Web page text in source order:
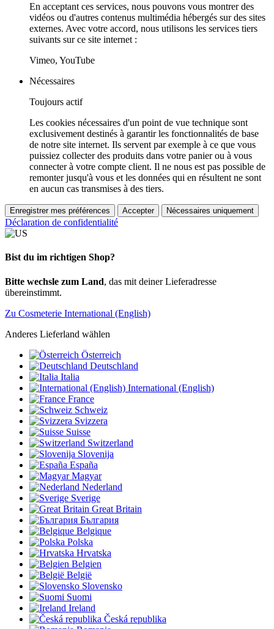
En acceptant ces services, nous pouvons vous montrer des
vidéos ou d'autres contenus multimédia hébergés sur des sites
externes. Avec votre accord, nous utilisons les services tiers
suivants sur ce site internet :
Vimeo, YouTube
Nécessaires
Toujours actif
Les cookies nécessaires d'un point de vue technique sont
exclusivement destinés à garantir les fonctionnalités de base
de notre site internet. Ils servent par exemple à ce que vous
puissiez collecter des produits dans votre panier ou à vous
connecter à votre compte client. Il ne nous est pas possible de
remonter jusqu'à vous et les données qui en résultent ne sont
en aucun cas transmises à des tiers.
Enregistrer mes préférences Accepter Nécessaires uniquement
Déclaration de confidentialité
Bist du im richtigen Shop?
Bitte wechsle zum Land, das mit deiner Lieferadresse
übereinstimmt.
Zu Cosmeterie International (English)
Anderes Lieferland wählen
Österreich
Deutschland
Italia
International (English)
France
Schweiz
Svizzera
Suisse
Switzerland
Slovenija
España
Magyar
Nederland
Sverige
Great Britain
България
Belgique
Polska
Hrvatska
Belgien
België
Slovensko
Suomi
Ireland
Česká republika